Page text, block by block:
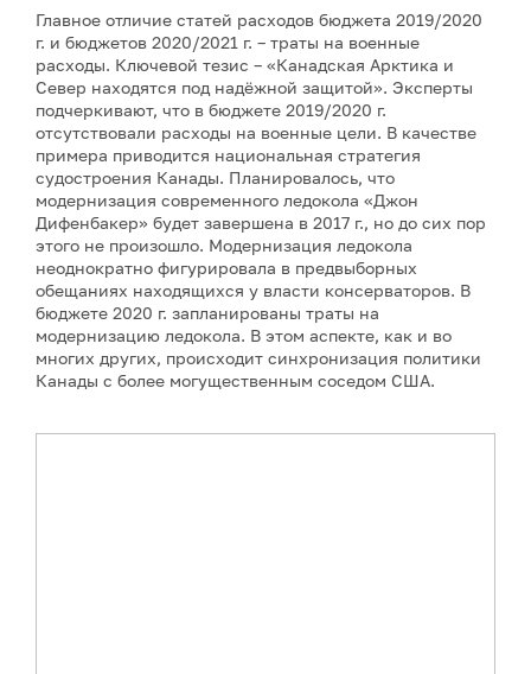
Главное отличие статей расходов бюджета 2019/2020
г. и бюджетов 2020/2021 г. – траты на военные
расходы. Ключевой тезис – «Канадская Арктика и
Север находятся под надёжной защитой». Эксперты
подчеркивают, что в бюджете 2019/2020 г.
отсутствовали расходы на военные цели. В качестве
примера приводится национальная стратегия
судостроения Канады. Планировалось, что
модернизация современного ледокола «Джон
Дифенбакер» будет завершена в 2017 г., но до сих пор
этого не произошло. Модернизация ледокола
неоднократно фигурировала в предвыборных
обещаниях находящихся у власти консерваторов. В
бюджете 2020 г. запланированы траты на
модернизацию ледокола. В этом аспекте, как и во
многих других, происходит синхронизация политики
Канады с более могущественным соседом США.